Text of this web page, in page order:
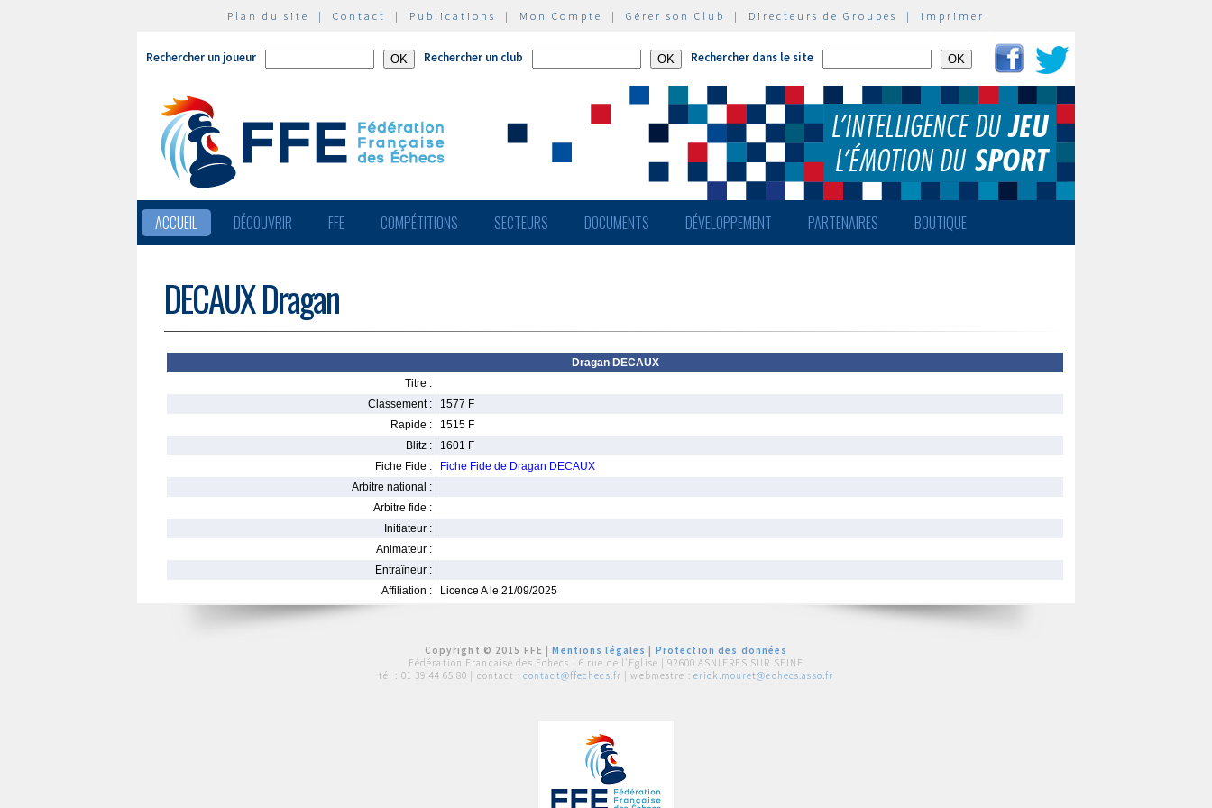
Plan du site | Contact | Publications | Mon Compte | Gérer son Club | Directeurs de Groupes | Imprimer
Rechercher un joueur Rechercher un club Rechercher dans le site
ACCUEIL DÉCOUVRIR FFE COMPÉTITIONS SECTEURS DOCUMENTS DÉVELOPPEMENT PARTENAIRES BOUTIQUE
DECAUX Dragan
Dragan DECAUX
Titre :
Classement :
1577 F
Rapide :
1515 F
Blitz :
1601 F
Fiche Fide :
Fiche Fide de Dragan DECAUX
Arbitre national :
Arbitre fide :
Initiateur :
Animateur :
Entraîneur :
Affiliation :
Licence A le 21/09/2025
Copyright © 2015 FFE |Mentions légales
Protection des données
Fédération Française des Echecs | 6 rue de l'Eglise | 92600 ASNIERES SUR SEINE
tél : 01 39 44 65 80 | contact : contact@ffechecs.fr | webmestre : erick.mouret@echecs.asso.fr